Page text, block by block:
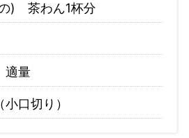
) 茶わん1杯分
適量
口切り）